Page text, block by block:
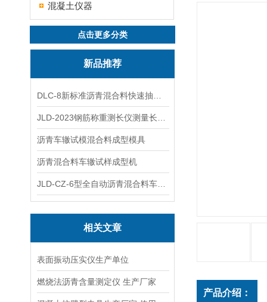
混凝土仪器
点击更多分类
新品推荐
沥青车辙试模混合料成型模具
沥青混合料车辙试样成型机
相关文章
表面振动压实仪生产单位
燃烧法沥青含量测定仪 生产厂家
产品介绍：